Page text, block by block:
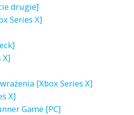
drugie]
Series X]
X]
[Xbox Series X]
X]
Game [PC]